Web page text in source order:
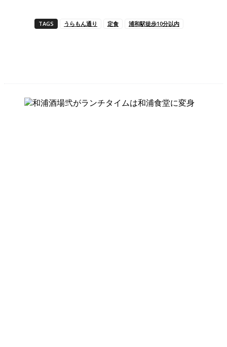
TAGS うらもん通り 定食 浦和駅徒歩10分以内